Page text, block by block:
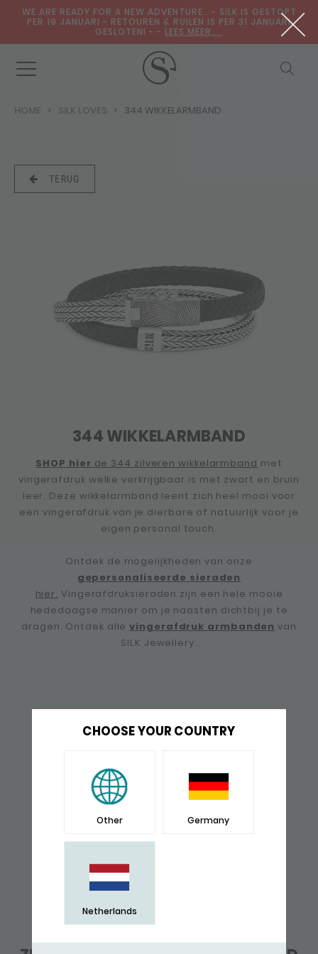
CHOOSE YOUR COUNTRY
Other Germany
Netherlands
WE ARE READY FOR A NEW ADVENTURE.. - SILK IS GESTOPT
PER 19 JANUARI - RETOUREN & RUILEN IS PER 31 JANUARI
GESLOTENI - - LEES MEER....
HOME SILK LOVES 344 WIKKELARMBAND
TERUG
344 WIKKELARMBAND
SHOP hier de 344 zilveren wikkelarmband met
vingerafdruk welke verkrijgbaar is met zwart en bruin
leer. Deze wikkelarmband leent zich heel mooi voor
een vingerafdruk van je dierbare of natuurlijk voor je
eigen personal touch.
Ontdek de mogelijkheden van onze
gepersonaliseerde sieraden
hier. Vingerafdruksieraden zijn een hele mooie
hededaagse manier om je naasten dichtbij je te
dragen. Ontdek allevingerafdruk armbanden van
SILK Jewellery.